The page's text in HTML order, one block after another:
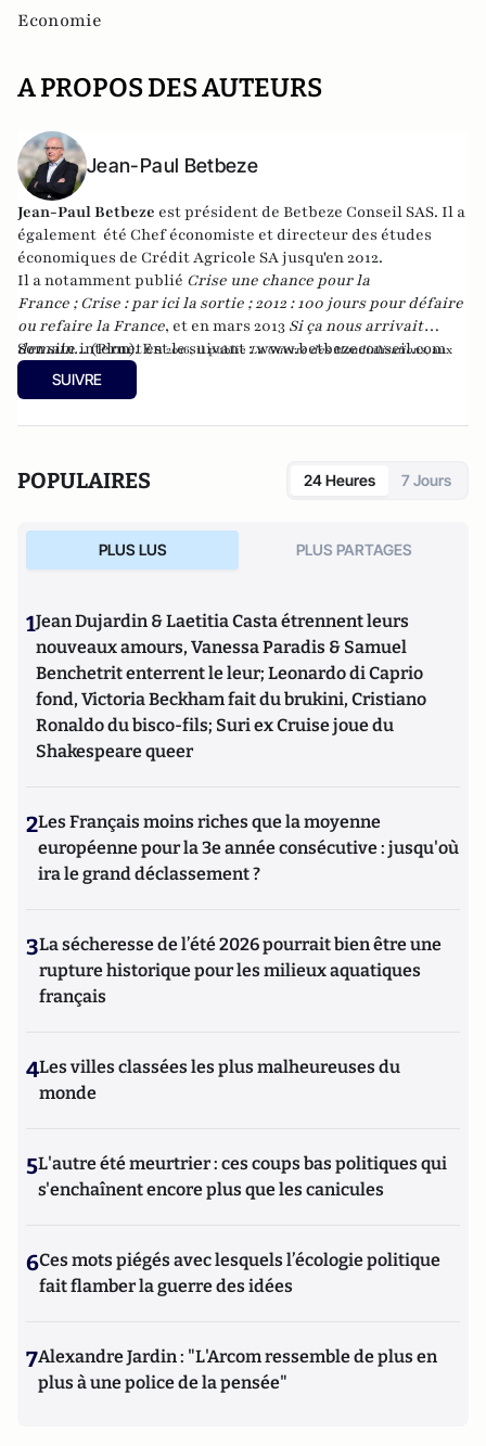
Economie
A PROPOS DES AUTEURS
Jean-Paul Betbeze
Jean-Paul Betbeze est président de Betbeze Conseil SAS. Il a
également été Chef économiste et directeur des études
économiques de Crédit Agricole SA jusqu'en 2012.
Il a notamment publié Crise une chance pour la
France ; Crise : par ici la sortie ; 2012 : 100 jours pour défaire
ou refaire la France, et en mars 2013 Si ça nous arrivait
demain...(Plon). En2016, il publie La Guerre des Mondialisations, aux
éditions Economica
et en 2017 "La France, ce malade imaginaire"
chez le même éditeur.
Son site internet est le suivant :www.betbezeconseil.com
SUIVRE
POPULAIRES 24 Heures 7 Jours
PLUS LUS PLUS PARTAGES
1Jean Dujardin & Laetitia Casta étrennent leurs
nouveaux amours, Vanessa Paradis & Samuel
Benchetrit enterrent le leur; Leonardo di Caprio
fond, Victoria Beckham fait du brukini, Cristiano
Ronaldo du bisco-fils; Suri ex Cruise joue du
Shakespeare queer
2Les Français moins riches que la moyenne
européenne pour la 3e année consécutive : jusqu'où
ira le grand déclassement ?
3La sécheresse de l’été 2026 pourrait bien être une
rupture historique pour les milieux aquatiques
français
4Les villes classées les plus malheureuses du
monde
5L'autre été meurtrier : ces coups bas politiques qui
s'enchaînent encore plus que les canicules
6Ces mots piégés avec lesquels l’écologie politique
fait flamber la guerre des idées
7Alexandre Jardin : "L'Arcom ressemble de plus en
plus à une police de la pensée"